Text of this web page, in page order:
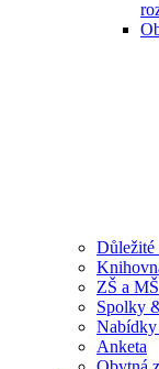
Důležité
ZŠ a MŠ
Spolky
Nabídky
Anketa